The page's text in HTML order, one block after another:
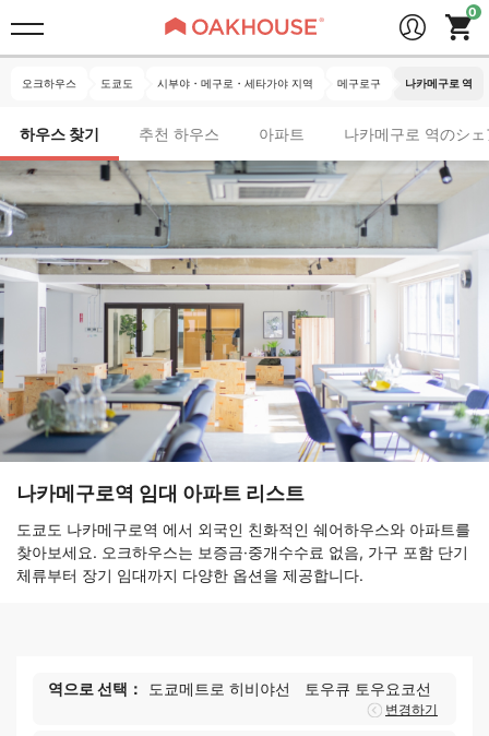
오크하우스 도쿄도 시부야・메구로・세타가야 지역 메구로구 나카메구로 역
하우스 찾기 추천 하우스 아파트 나카메구로 역のシ
나카메구로역 임대 아파트 리스트
도쿄도 나카메구로역 에서 외국인 친화적인 쉐어하우스와 아파트를
찾아보세요. 오크하우스는 보증금·중개수수료 없음, 가구 포함 단기
체류부터 장기 임대까지 다양한 옵션을 제공합니다.
역으로 선택： 도쿄메트로 히비야선 토우큐 토우요코선
변경하기